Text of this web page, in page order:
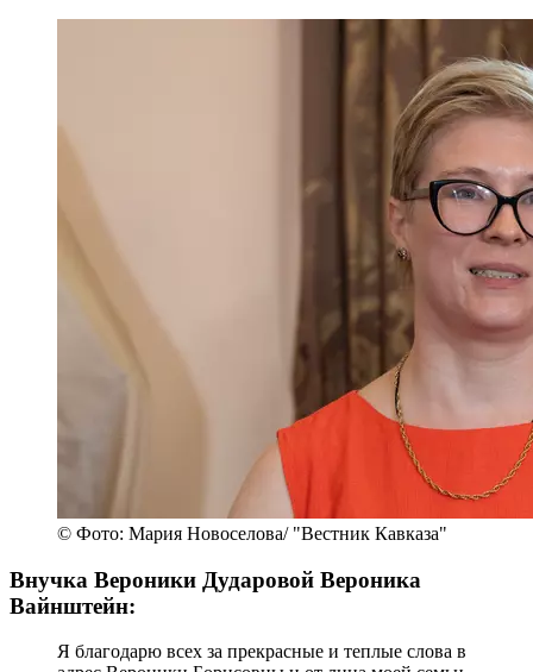
© Фото: Мария Новоселова/ "Вестник Кавказа"
Внучка Вероники Дударовой Вероника
Вайнштейн:
Я благодарю всех за прекрасные и теплые слова в